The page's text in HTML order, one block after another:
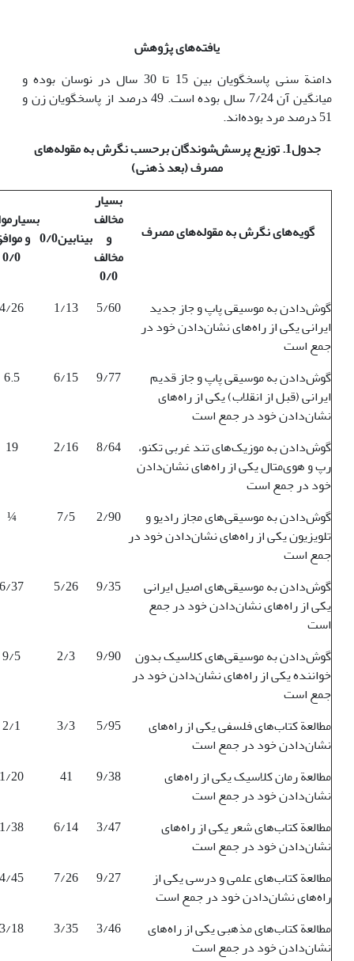
یافته‌های پژوهش
دامنة سنی پاسخگویان بین 15 تا 30 سال در نوسان بوده و
میانگین آن 7/24 سال بوده است. 49 درصد از پاسخگویان زن و
51 درصد مرد بوده‌اند.
جدول1. توزیع پرسش‌شوندگان برحسب نگرش به مقوله‌های
مصرف(بعد ذهنی)
گویه‌های نگرش به مقوله‌های مصرف
بسیار
مخالف
و
مخالف
0/0
بینابین0/0
و
0/0
گوش‌دادن به موسیقی پاپ و جاز جدید
ایرانی یکی از راه‌های نشان‌دادن خود در
جمع است
5/60
1/13
4/26
گوش‌دادن به موسیقی پاپ و جاز قدیم
ایرانی (قبل از انقلاب) یکی از راه‌های
نشان‌دادن خود در جمع است
9/77
6/15
6.5
گوش‌دادن به موزیک‌های تند غربی تکنو،
رپ و هوی‌متال یکی از راه‌های نشان‌دادن
خود در جمع است
8/64
2/16
19
گوش‌دادن به موسیقی‌های مجاز رادیو و
تلویزیون یکی از راه‌های نشان‌دادن خود در
جمع است
2/90
7/5
¼
گوش‌دادن به موسیقی‌های اصیل ایرانی
یکی از راه‌های نشان‌دادن خود در جمع
است
9/35
5/26
6/37
گوش‌دادن به موسیقی‌های کلاسیک بدون
خواننده یکی از راه‌های نشان‌دادن خود در
جمع است
9/90
2/3
9/5
مطالعة کتاب‌های فلسفی یکی از راه‌های
نشان‌دادن خود در جمع است
5/95
3/3
2/1
مطالعة رمان کلاسیک یکی از راه‌های
نشان‌دادن خود در جمع است
9/38
41
1/20
مطالعة کتاب‌های شعر یکی از راه‌های
نشان‌دادن خود در جمع است
3/47
6/14
1/38
مطالعة کتاب‌های علمی‌ و درسی یکی از
راه‌های نشان‌دادن خود در جمع است
9/27
7/26
4/45
مطالعة کتاب‌های مذهبی یکی از راه‌های
نشان‌دادن خود در جمع است
3/46
3/35
3/18